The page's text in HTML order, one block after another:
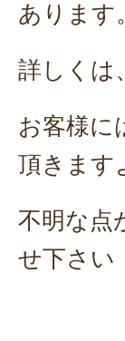
あります
詳しくは、
お客様に
頂きます
不明な点
せ下さい